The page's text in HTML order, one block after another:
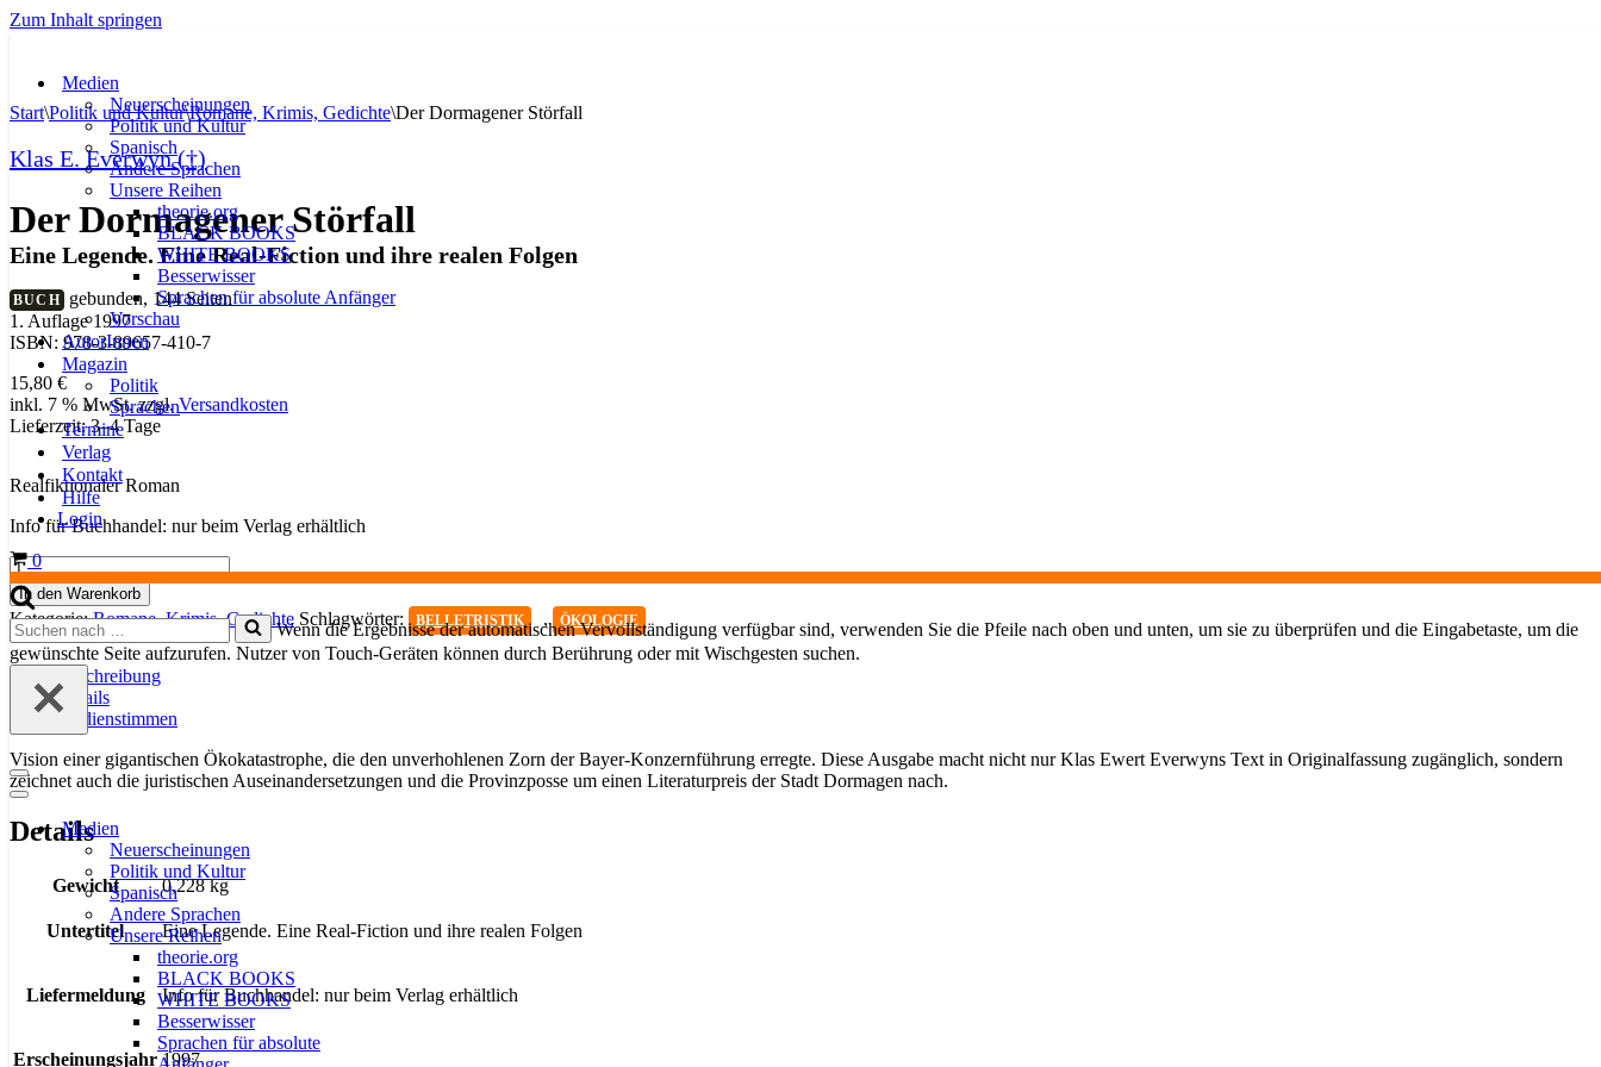
Zum Inhalt springen
Medien
Neuerscheinungen
Politik und Kultur
Spanisch
Andere Sprachen
Unsere Reihen
theorie.org
BLACK BOOKS
WHITE BOOKS
Besserwisser
Sprachen für absolute Anfänger
Vorschau
AutorInnen
Magazin
Politik
Sprachen
Termine
Verlag
Kontakt
Hilfe
Login
Warenkorb
0
Suchen
nach …
Wenn die Ergebnisse der automatischen Vervollständigung verfügbar sind, verwenden Sie die Pfeile nach oben und unten, um sie zu überprüfen und die Eingabetaste, um die
gewünschte Seite aufzurufen. Nutzer von Touch-Geräten können durch Berührung oder mit Wischgesten suchen.
Navigationsmenü
Navigationsmenü
Medien
Neuerscheinungen
Politik und Kultur
Spanisch
Andere Sprachen
Unsere Reihen
theorie.org
BLACK BOOKS
WHITE BOOKS
Besserwisser
Sprachen für absolute
Start\Politik und Kultur\Romane, Krimis, Gedichte\Der Dormagener Störfall
Klas E. Everwyn (†)
Der Dormagener Störfall
Eine Legende. Eine Real-Fiction und ihre realen Folgen
BUCH gebunden, 144 Seiten
1. Auflage 1997
ISBN: 978-3-89657-410-7
15,80 €
inkl. 7 % MwSt. zzgl.Versandkosten
Lieferzeit:3–4 Tage
Realfiktionaler Roman
Info für Buchhandel: nur beim Verlag erhältlich
Der
Dormagener
Störfall
Menge
In den Warenkorb
Kategorie:Romane, Krimis, Gedichte Schlagwörter: BELLETRISTIK , ÖKOLOGIE
Beschreibung
Details
Medienstimmen
Vision einer gigantischen Ökokatastrophe, die den unverhohlenen Zorn der Bayer-Konzernführung erregte. Diese Ausgabe macht nicht nur Klas Ewert Everwyns Text in Originalfassung zugänglich, sondern
zeichnet auch die juristischen Auseinandersetzungen und die Provinzposse um einen Literaturpreis der Stadt Dormagen nach.
Details
Gewicht 0,228 kg
Untertitel Eine Legende. Eine Real-Fiction und ihre realen Folgen
Liefermeldung Info für Buchhandel: nur beim Verlag erhältlich
Erscheinungsjahr 1997